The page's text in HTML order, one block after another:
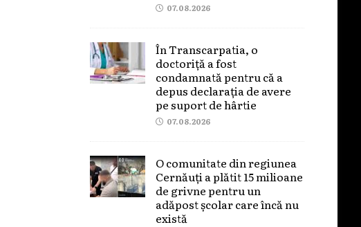
07.08.2026
În Transcarpatia, o
doctoriță a fost
condamnată pentru că a
depus declarația de avere
pe suport de hârtie
07.08.2026
O comunitate din regiunea
Cernăuți a plătit 15 milioane
de grivne pentru un
adăpost școlar care încă nu
există